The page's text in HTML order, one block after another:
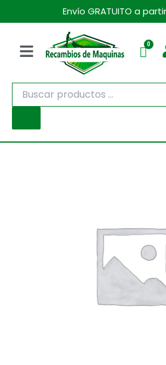
al
Envío GRATUITO a
Menú
productos